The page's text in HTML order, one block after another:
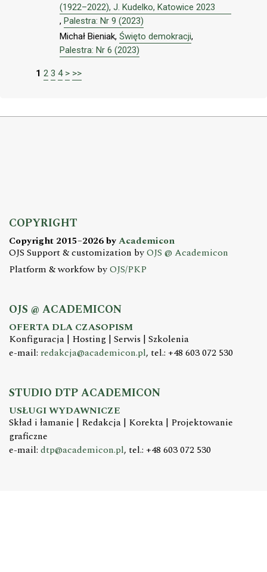
(1922–2022), J. Kudelko, Katowice 2023
, Palestra: Nr 9 (2023)
Michał Bieniak, Święto demokracji,
Palestra: Nr 6 (2023)
1 2 3 4 > >>
COPYRIGHT
Copyright 2015–2026 byAcademicon
OJS Support & customization byOJS @ Academicon
Platform & workfow byOJS/PKP
OJS @ ACADEMICON
OFERTA DLA CZASOPISM
Konfiguracja | Hosting | Serwis | Szkolenia
e-mail: redakcja@academicon.pl, tel.: +48 603 072 530
STUDIO DTP ACADEMICON
USŁUGI WYDAWNICZE
Skład i łamanie | Redakcja | Korekta | Projektowanie
graficzne
e-mail: dtp@academicon.pl, tel.: +48 603 072 530